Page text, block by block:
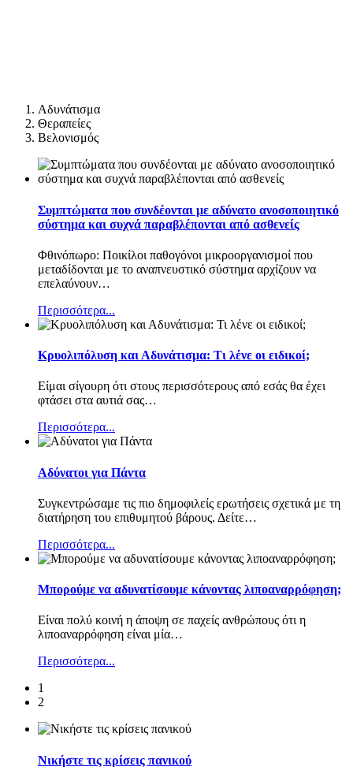
Αδυνάτισμα
Θεραπείες
Βελονισμός
Συμπτώματα που συνδέονται με αδύνατο ανοσοποιητικό
σύστημα και συχνά παραβλέπονται από ασθενείς
Φθινόπωρο: Ποικίλοι παθογόνοι μικροοργανισμοί που
μεταδίδονται με το αναπνευστικό σύστημα αρχίζουν να
επελαύνουν…
Περισσότερα...
Κρυολιπόλυση και Αδυνάτισμα: Τι λένε οι ειδικοί;
Είμαι σίγουρη ότι στους περισσότερους από εσάς θα έχει
φτάσει στα αυτιά σας…
Περισσότερα...
Αδύνατοι για Πάντα
Συγκεντρώσαμε τις πιο δημοφιλείς ερωτήσεις σχετικά με τη
διατήρηση του επιθυμητού βάρους. Δείτε…
Περισσότερα...
Μπορούμε να αδυνατίσουμε κάνοντας λιποαναρρόφηση;
Είναι πολύ κοινή η άποψη σε παχείς ανθρώπους ότι η
λιποαναρρόφηση είναι μία…
Περισσότερα...
1
2
Νικήστε τις κρίσεις πανικού